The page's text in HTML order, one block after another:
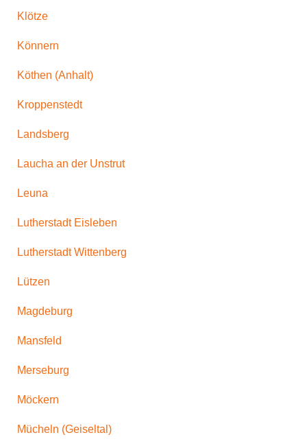
Klötze
Könnern
Köthen (Anhalt)
Kroppenstedt
Landsberg
Laucha an der Unstrut
Leuna
Lutherstadt Eisleben
Lutherstadt Wittenberg
Lützen
Magdeburg
Mansfeld
Merseburg
Möckern
Mücheln (Geiseltal)